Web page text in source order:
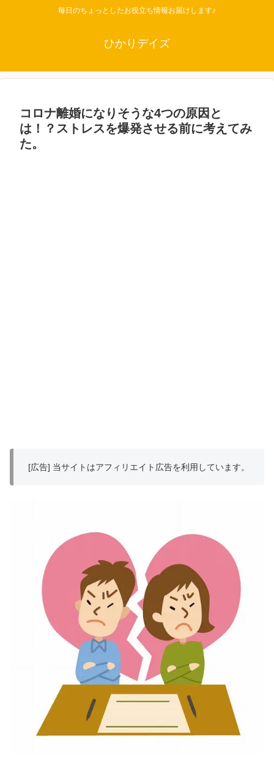
毎日のちょっとしたお役立ち情報お届けします♪
ひかりデイズ
コロナ離婚になりそうな4つの原因と
は！？ストレスを爆発させる前に考えてみ
た。
[広告] 当サイトはアフィリエイト広告を利用しています。